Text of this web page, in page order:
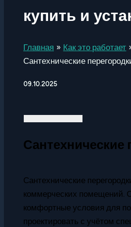
купить и
Главная
Как это работает
Сантехнические
09.10.2025
Сантехнические
Сантехнические
коммерческих помещений.
комфортные условия для
проектировать с учётом